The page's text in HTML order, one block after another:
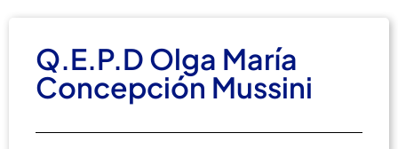
Q.E.P.D Olga María
Concepción Mussini